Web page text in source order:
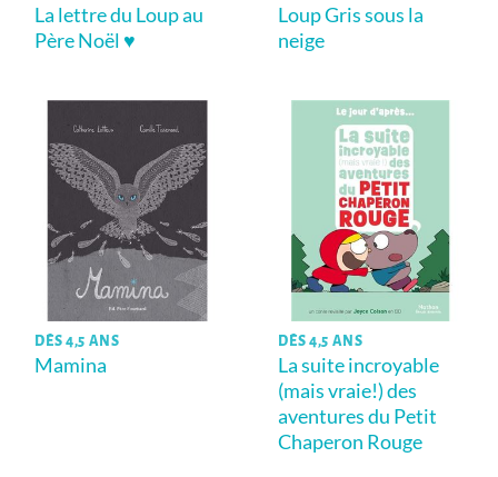
La lettre du Loup au
Père Noël ♥
Loup Gris sous la
neige
DÈS 4,5 ANS
Mamina
DÈS 4,5 ANS
La suite incroyable
(mais vraie!) des
aventures du Petit
Chaperon Rouge